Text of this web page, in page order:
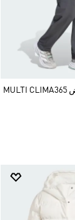
البنطال الفضفاض MULTI CLIMA365